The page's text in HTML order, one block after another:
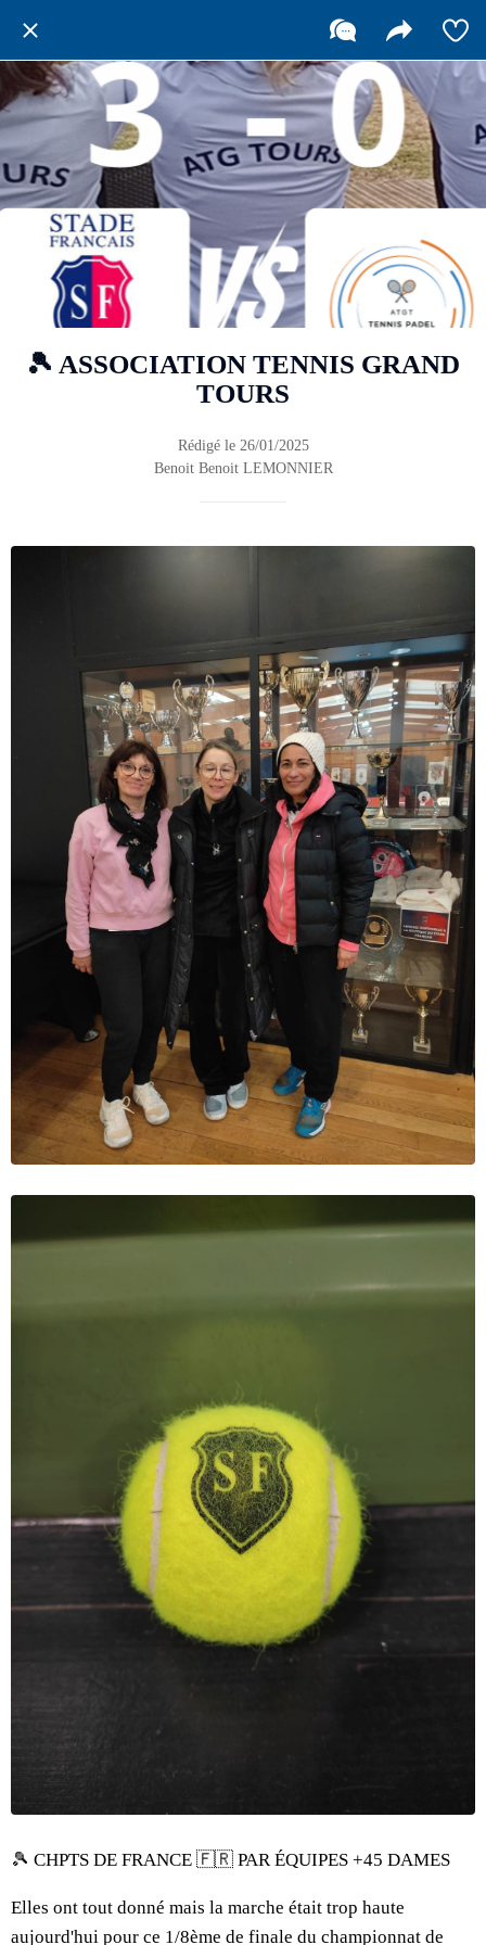
🎾 ASSOCIATION TENNIS GRAND
TOURS
Rédigé le 26/01/2025
Benoit Benoit LEMONNIER
🎾 CHPTS DE FRANCE 🇫🇷 PAR ÉQUIPES +45 DAMES
Elles ont tout donné mais la marche était trop haute
aujourd'hui pour ce 1/8ème de finale du championnat de